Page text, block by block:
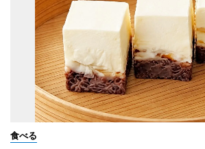
食べる